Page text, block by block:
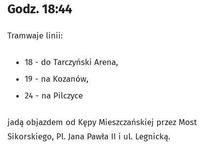
Godz. 18:44
Tramwaje linii:
18 - do Tarczyński Arena,
19 - na Kozanów,
24 - na Pilczyce
jadą objazdem od Kępy Mieszczańskiej przez Most
Sikorskiego, Pl. Jana Pawła II i ul. Legnicką.